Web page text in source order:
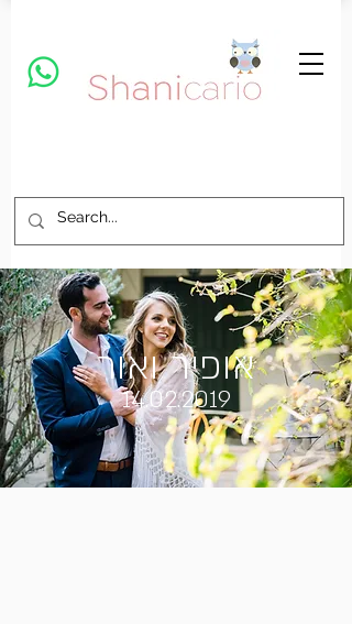
אופיר ואור
14.02.2019